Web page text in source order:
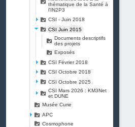
thématique de la Santé à
l'IN2P3
CSI - Juin 2018
CSI Juin 2015
Documents descriptifs
des projets
Exposés
CSI Février 2018
CSI Octobre 2018
CSI Octobre 2025
CSI Mars 2026 : KM3Net
et DUNE
Musée Curie
APC
Cosmophone